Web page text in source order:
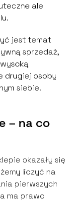
ale
jest temat
sprzedaż,
drugiej osoby
siebie.
– na co
okazały się
liczyć na
pierwszych
ma prawo